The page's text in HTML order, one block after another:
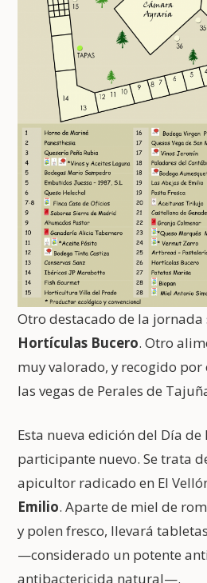
Otro destacado de la jornada
Hortículas Bucero. Otro
muy valorado, y recogido
las vegas de Perales de
Esta nueva edición del Día
participante nuevo. Se trata
apicultor radicado en El
Emilio. Aparte de miel de
y polen fresco, llevará
—considerado un potente
antibactericida natural—.